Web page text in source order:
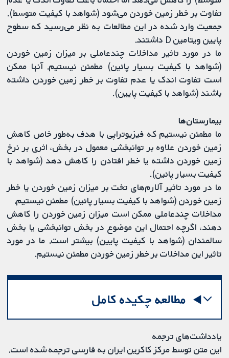
تفاوت بر خطر زمین خوردن می‌‌شود (شواهد با کیفیت متوسط).
جمعیت وارد شده در این مطالعات به نظر می‌‌رسید که سطوح
پایین ویتامین D داشتند.
ما در مورد تاثیر مداخلات چندعاملی بر میزان زمین خوردن
(شواهد با کیفیت بسیار پائین) مطمئن نیستیم. آنها ممکن
است تفاوت اندک یا عدم تفاوت بر خطر زمین خوردن داشته
باشند (شواهد با کیفیت پایین).
بیمارستان‌ها
ما مطمئن نیستیم که فیزیوتراپی با هدف به‌طور خاص کاهش
زمین خوردن علاوه بر توانبخشی معمول در بخش، اثری بر نرخ
زمین خوردن داشته یا خطر افتادن را کاهش دهد (شواهد با
کیفیت بسیار پائین).
ما در مورد تاثیر آلارم‌های تخت بر میزان زمین خوردن یا خطر
زمین خوردن (شواهد با کیفیت بسیار پائین) مطمئن نیستیم.
مداخلات چندعاملی ممکن است میزان زمین خوردن را کاهش
دهند، اگرچه احتمال این موضوع در بخش توانبخشی یا بخش
سالمندان (شواهد با کیفیت پایین) بیشتر است. ما در مورد
تاثیر این مداخلات بر خطر زمین خوردن مطمئن نیستیم.
مطالعه چکیده کامل
یادداشت‌های ترجمه
این متن توسط مرکز کاکرین ایران به فارسی ترجمه شده است.